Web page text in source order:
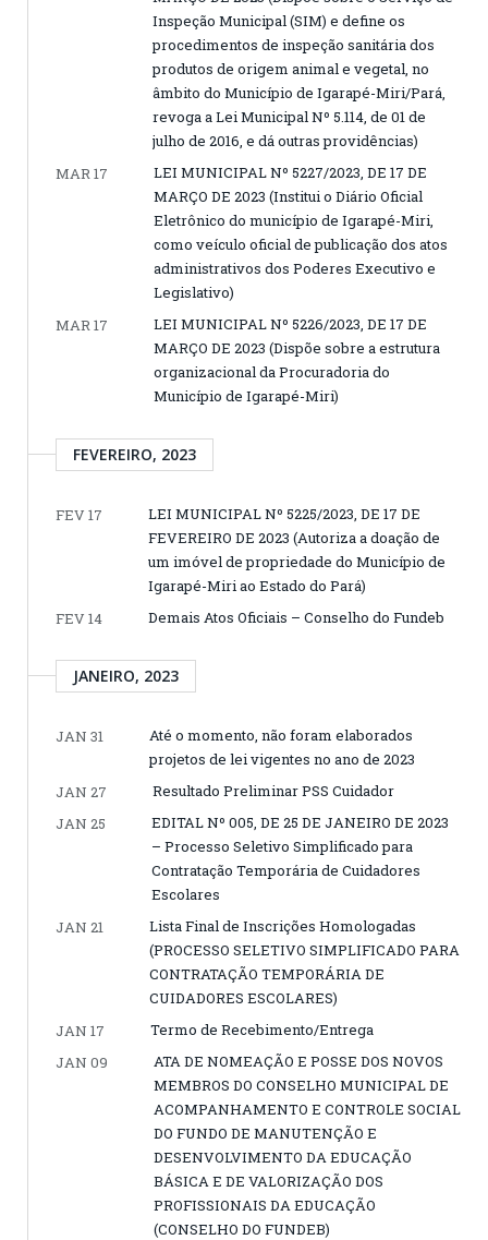
Inspeção Municipal (SIM) e define os
procedimentos de inspeção sanitária dos
produtos de origem animal e vegetal, no
âmbito do Município de Igarapé-Miri/Pará,
revoga a Lei Municipal Nº 5.114, de 01 de
julho de 2016, e dá outras providências)
MAR 17
LEI MUNICIPAL Nº 5227/2023, DE 17 DE
MARÇO DE 2023 (Institui o Diário Oficial
Eletrônico do município de Igarapé-Miri,
como veículo oficial de publicação dos atos
administrativos dos Poderes Executivo e
Legislativo)
MAR 17
LEI MUNICIPAL Nº 5226/2023, DE 17 DE
MARÇO DE 2023 (Dispõe sobre a estrutura
organizacional da Procuradoria do
Município de Igarapé-Miri)
FEVEREIRO, 2023
FEV 17
LEI MUNICIPAL Nº 5225/2023, DE 17 DE
FEVEREIRO DE 2023 (Autoriza a doação de
um imóvel de propriedade do Município de
Igarapé-Miri ao Estado do Pará)
FEV 14
Demais Atos Oficiais – Conselho do Fundeb
JANEIRO, 2023
JAN 31
Até o momento, não foram elaborados
projetos de lei vigentes no ano de 2023
JAN 27
Resultado Preliminar PSS Cuidador
JAN 25
EDITAL Nº 005, DE 25 DE JANEIRO DE 2023
– Processo Seletivo Simplificado para
Contratação Temporária de Cuidadores
Escolares
JAN 21
Lista Final de Inscrições Homologadas
(PROCESSO SELETIVO SIMPLIFICADO PARA
CONTRATAÇÃO TEMPORÁRIA DE
CUIDADORES ESCOLARES)
JAN 17
Termo de Recebimento/Entrega
JAN 09
ATA DE NOMEAÇÃO E POSSE DOS NOVOS
MEMBROS DO CONSELHO MUNICIPAL DE
ACOMPANHAMENTO E CONTROLE SOCIAL
DO FUNDO DE MANUTENÇÃO E
DESENVOLVIMENTO DA EDUCAÇÃO
BÁSICA E DE VALORIZAÇÃO DOS
PROFISSIONAIS DA EDUCAÇÃO
(CONSELHO DO FUNDEB)